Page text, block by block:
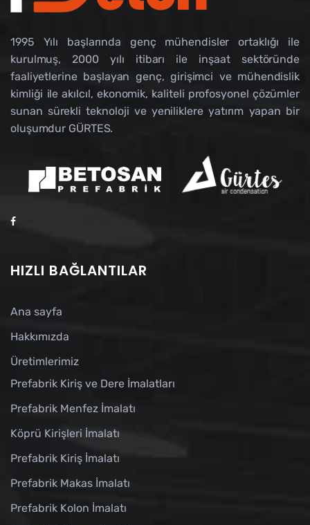
1995 Yılı başlarında genç mühendisler ortaklığı ile
kurulmuş, 2000 yılı itibarı ile inşaat sektöründe
faaliyetlerine başlayan genç, girişimci ve mühendislik
kimliği ile akılcıl, ekonomik, kaliteli profosyonel çözümler
sunan sürekli teknoloji ve yeniliklere yatırım yapan bir
oluşumdur GÜRTES.
HIZLI BAĞLANTILAR
Ana sayfa
Hakkımızda
Üretimlerimiz
Prefabrik Kiriş ve Dere İmalatları
Prefabrik Menfez İmalatı
Köprü Kirişleri İmalatı
Prefabrik Kiriş İmalatı
Prefabrik Makas İmalatı
Prefabrik Kolon İmalatı